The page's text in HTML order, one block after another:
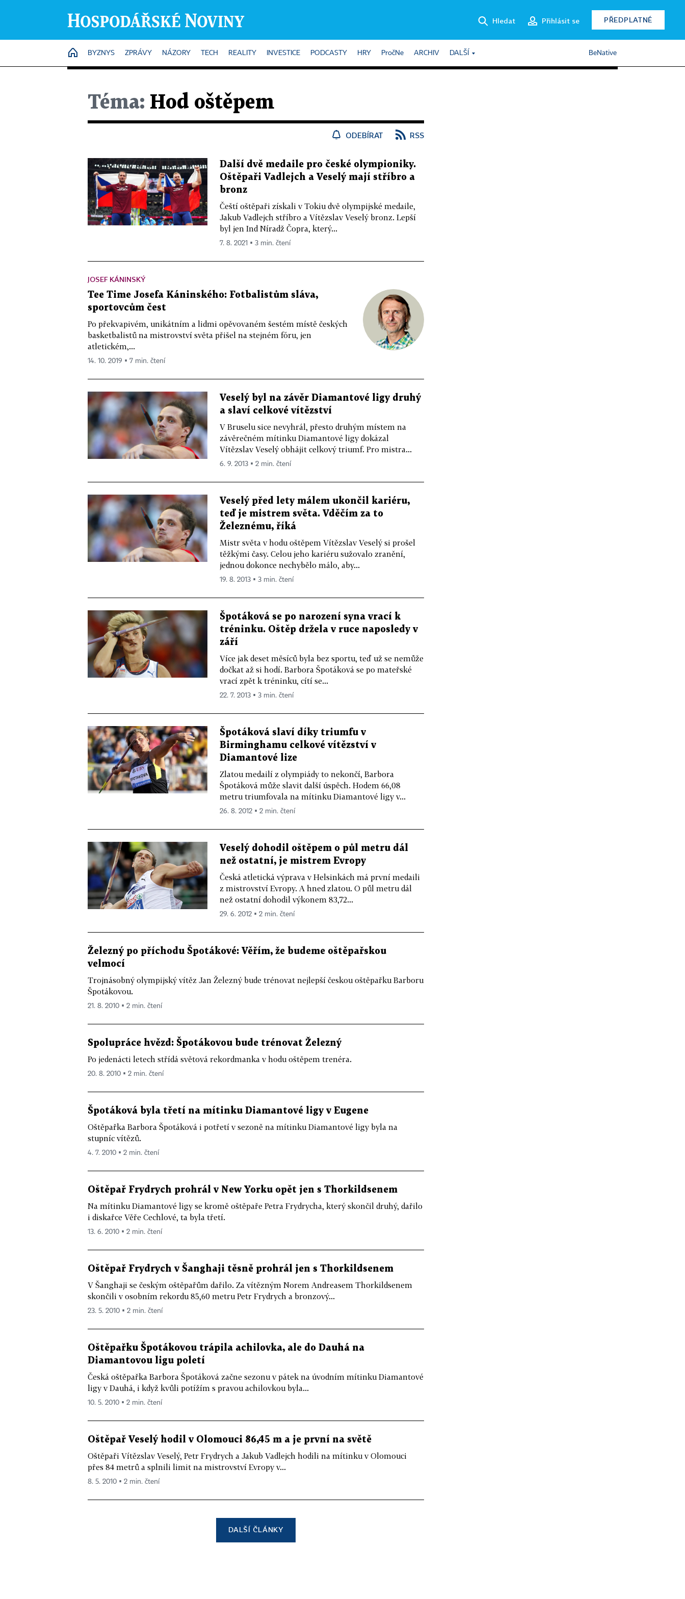
Hledat Přihlásit se PŘEDPLATNÉ
HOME
BYZNYS ZPRÁVY NÁZORY TECH REALITY INVESTICE PODCASTY HRY PročNe ARCHIV DALŠÍ BeNative
Téma: Hod oštěpem
ODEBÍRAT RSS
Další dvě medaile pro české olympioniky.
Oštěpaři Vadlejch a Veselý mají stříbro a
bronz
Čeští oštěpaři získali v Tokiu dvě olympijské medaile,
Jakub Vadlejch stříbro a Vítězslav Veselý bronz. Lepší
byl jen Ind Níradž Čopra, který...
7. 8. 2021 ▪ 3 min. čtení
JOSEF KÁNINSKÝ
Tee Time Josefa Káninského: Fotbalistům sláva,
sportovcům čest
Po překvapivém, unikátním a lidmi opěvovaném šestém místě českých
basketbalistů na mistrovství světa přišel na stejném fóru, jen
atletickém,...
14. 10. 2019 ▪ 7 min. čtení
Veselý byl na závěr Diamantové ligy druhý
a slaví celkové vítězství
V Bruselu sice nevyhrál, přesto druhým místem na
závěrečném mítinku Diamantové ligy dokázal
Vítězslav Veselý obhájit celkový triumf. Pro mistra...
6. 9. 2013 ▪ 2 min. čtení
Veselý před lety málem ukončil kariéru,
teď je mistrem světa. Vděčím za to
Železnému, říká
Mistr světa v hodu oštěpem Vítězslav Veselý si prošel
těžkými časy. Celou jeho kariéru sužovalo zranění,
jednou dokonce nechybělo málo, aby...
19. 8. 2013 ▪ 3 min. čtení
Špotáková se po narození syna vrací k
tréninku. Oštěp držela v ruce naposledy v
září
Více jak deset měsíců byla bez sportu, teď už se nemůže
dočkat až si hodí. Barbora Špotáková se po mateřské
vrací zpět k tréninku, cítí se...
22. 7. 2013 ▪ 3 min. čtení
Špotáková slaví díky triumfu v
Birminghamu celkové vítězství v
Diamantové lize
Zlatou medailí z olympiády to nekončí, Barbora
Špotáková může slavit další úspěch. Hodem 66,08
metru triumfovala na mítinku Diamantové ligy v...
26. 8. 2012 ▪ 2 min. čtení
Veselý dohodil oštěpem o půl metru dál
než ostatní, je mistrem Evropy
Česká atletická výprava v Helsinkách má první medaili
z mistrovství Evropy. A hned zlatou. O půl metru dál
než ostatní dohodil výkonem 83,72...
29. 6. 2012 ▪ 2 min. čtení
Železný po příchodu Špotákové: Věřím, že budeme oštěpařskou
velmocí
Trojnásobný olympijský vítěz Jan Železný bude trénovat nejlepší českou oštěpařku Barboru
Špotákovou.
21. 8. 2010 ▪ 2 min. čtení
Spolupráce hvězd: Špotákovou bude trénovat Železný
Po jedenácti letech střídá světová rekordmanka v hodu oštěpem trenéra.
20. 8. 2010 ▪ 2 min. čtení
Špotáková byla třetí na mítinku Diamantové ligy v Eugene
Oštěpařka Barbora Špotáková i potřetí v sezoně na mítinku Diamantové ligy byla na
stupníc vítězů.
4. 7. 2010 ▪ 2 min. čtení
Oštěpař Frydrych prohrál v New Yorku opět jen s Thorkildsenem
Na mítinku Diamantové ligy se kromě oštěpaře Petra Frydrycha, který skončil druhý, dařilo
i diskařce Věře Cechlové, ta byla třetí.
13. 6. 2010 ▪ 2 min. čtení
Oštěpař Frydrych v Šanghaji těsně prohrál jen s Thorkildsenem
V Šanghaji se českým oštěpařům dařilo. Za vítězným Norem Andreasem Thorkildsenem
skončili v osobním rekordu 85,60 metru Petr Frydrych a bronzový...
23. 5. 2010 ▪ 2 min. čtení
Oštěpařku Špotákovou trápila achilovka, ale do Dauhá na
Diamantovou ligu poletí
Česká oštěpařka Barbora Špotáková začne sezonu v pátek na úvodním mítinku Diamantové
ligy v Dauhá, i když kvůli potížím s pravou achilovkou byla...
10. 5. 2010 ▪ 2 min. čtení
Oštěpař Veselý hodil v Olomouci 86,45 m a je první na světě
Oštěpaři Vítězslav Veselý, Petr Frydrych a Jakub Vadlejch hodili na mítinku v Olomouci
přes 84 metrů a splnili limit na mistrovství Evropy v...
8. 5. 2010 ▪ 2 min. čtení
DALŠÍ ČLÁNKY